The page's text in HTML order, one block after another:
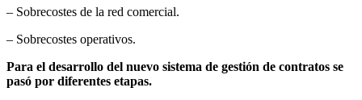
– Sobrecostes de la red comercial.
– Sobrecostes operativos.
Para el desarrollo del nuevo sistema de gestión de contratos se
pasó por diferentes etapas.